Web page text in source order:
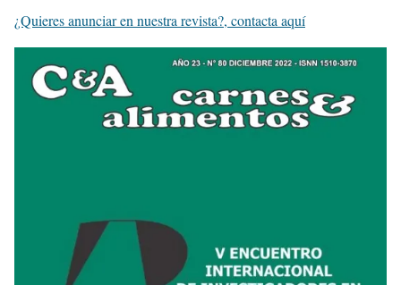
¿Quieres anunciar en nuestra revista?, contacta aquí